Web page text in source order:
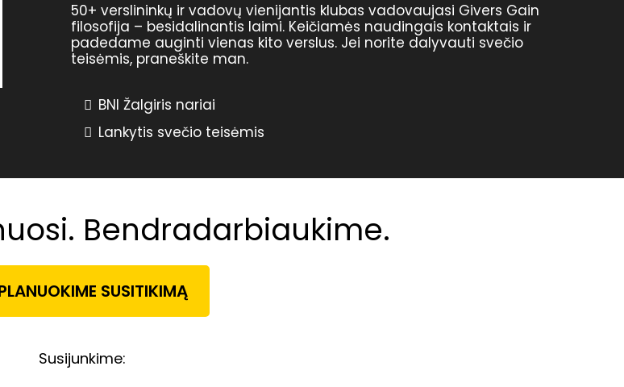
50+ verslininkų ir vadovų vienijantis klubas vadovaujasi Givers Gain
filosofija – besidalinantis laimi. Keičiamės naudingais kontaktais ir
padedame auginti vienas kito verslus. Jei norite dalyvauti svečio
teisėmis, praneškite man.
BNI Žalgiris nariai
Lankytis svečio teisėmis
Bendradarbiaukime.
SUSITIKIMĄ
Susijunkime: